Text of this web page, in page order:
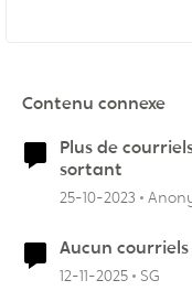
Contenu connexe
Plus de
sortant
25-10-2023
Aucun
12-11-2025 SG